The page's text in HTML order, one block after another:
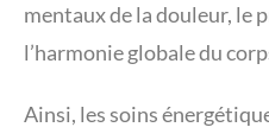
mentaux de la douleur, le
l’harmonie globale du
Ainsi, les soins